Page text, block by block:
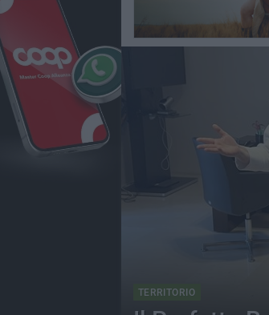
TERRITORIO